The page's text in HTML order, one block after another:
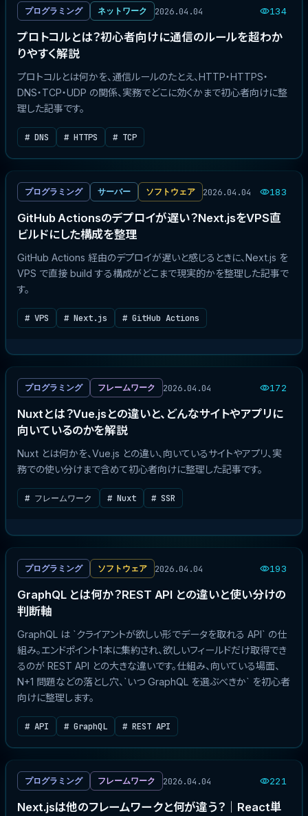
プログラミング ネットワーク 2026.04.04 134
プロトコルとは？初心者向けに通信のルールを超わか
りやすく解説
プロトコルとは何かを、通信ルールのたとえ、HTTP・HTTPS・
DNS・TCP・UDP の関係、実務でどこに効くかまで初心者向けに整
理した記事です。
# DNS # HTTPS # TCP
プログラミング サーバー ソフトウェア 2026.04.04 183
GitHub Actionsのデプロイが遅い？Next.jsをVPS直
ビルドにした構成を整理
GitHub Actions 経由のデプロイが遅いと感じるときに、Next.js を
VPS で直接 build する構成がどこまで現実的かを整理した記事で
す。
# VPS # Next.js # GitHub Actions
プログラミング フレームワーク 2026.04.04 172
Nuxtとは？Vue.jsとの違いと、どんなサイトやアプリに
向いているのかを解説
Nuxt とは何かを、Vue.js との違い、向いているサイトやアプリ、実
務での使い分けまで含めて初心者向けに整理した記事です。
# フレームワーク # Nuxt # SSR
プログラミング ソフトウェア 2026.04.04 193
GraphQL とは何か？REST API との違いと使い分けの
判断軸
GraphQL は `クライアントが欲しい形でデータを取れる API` の仕
組み。エンドポイント1本に集約され、欲しいフィールドだけ取得でき
るのが REST API との大きな違いです。仕組み、向いている場面、
N+1 問題などの落とし穴、`いつ GraphQL を選ぶべきか` を初心者
向けに整理します。
# API # GraphQL # REST API
プログラミング フレームワーク 2026.04.04 221
Next.jsは他のフレームワークと何が違う？｜React単